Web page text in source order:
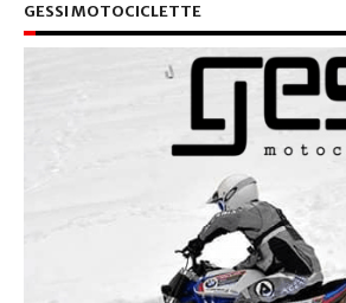
GESSI MOTOCICLETTE